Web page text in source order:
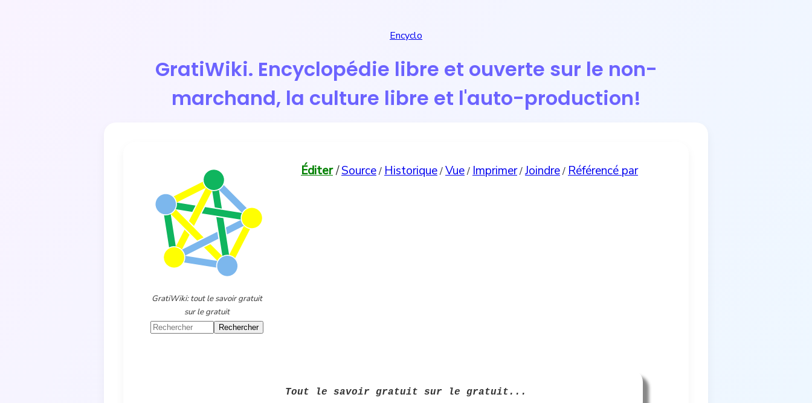
Encyclo
GratiWiki. Encyclopédie libre et ouverte sur le non-
marchand, la culture libre et l'auto-production!
GratiWiki: tout le savoir gratuit
sur le gratuit
Éditer/Source/Historique/Vue/Imprimer/Joindre/Référencé par
Tout le savoir gratuit sur le gratuit...